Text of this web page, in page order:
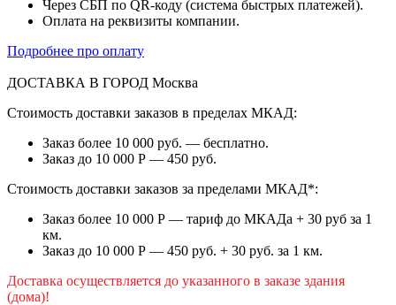
Через СБП по QR-коду (система быстрых платежей).
Оплата на реквизиты компании.
Подробнее про оплату
ДОСТАВКА В ГОРОД Москва
Стоимость доставки заказов в пределах МКАД:
Заказ более 10 000 руб. — бесплатно.
Заказ до 10 000 Р — 450 руб.
Стоимость доставки заказов за пределами МКАД*:
Заказ более 10 000 Р — тариф до МКАДа + 30 руб за 1
км.
Заказ до 10 000 Р — 450 руб. + 30 руб. за 1 км.
Доставка осуществляется до указанного в заказе здания
(дома)!